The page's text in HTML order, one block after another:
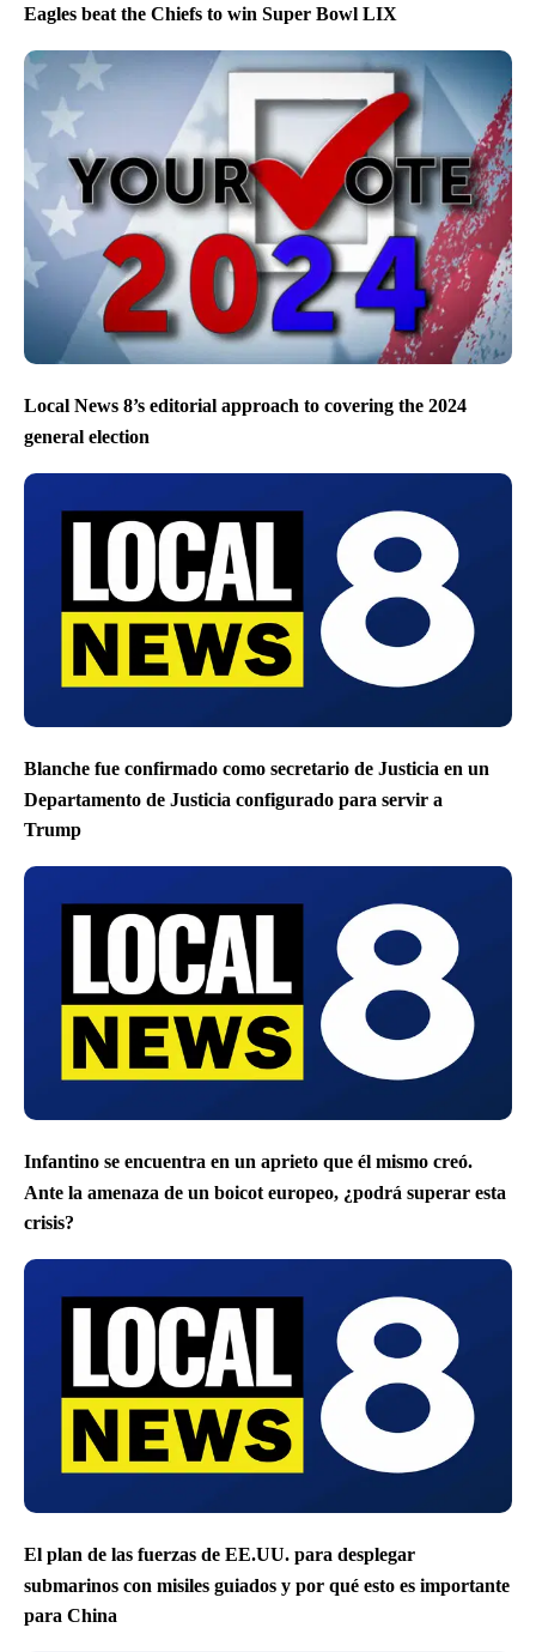
Eagles beat the Chiefs to win Super Bowl LIX
Local News 8’s editorial approach to covering the 2024
general election
Blanche fue confirmado como secretario de Justicia en un
Departamento de Justicia configurado para servir a
Trump
Infantino se encuentra en un aprieto que él mismo creó.
Ante la amenaza de un boicot europeo, ¿podrá superar esta
crisis?
El plan de las fuerzas de EE.UU. para desplegar
submarinos con misiles guiados y por qué esto es importante
para China